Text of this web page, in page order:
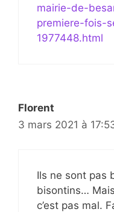
mairie-de-
premiere-fois-
1977448.html
Florent
3 mars 2021 à
Ils ne sont pas
bisontins…
c’est pas mal.